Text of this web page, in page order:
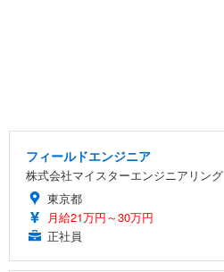
フィールドエンジニア
株式会社マイスターエンジニアリング
東京都
月給21万円～30万円
正社員